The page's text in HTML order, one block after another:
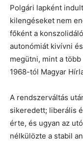
Polgári lapként
kilengéseket nem
főként a
autonómiát kivívni
megütni, mint a több
1968-tól Magyar
A rendszerváltás
sikeredett; liberális
érte, és ugyan az
nélkülözte a stabil